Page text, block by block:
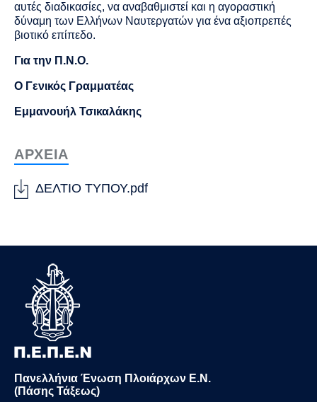
αυτές διαδικασίες, να αναβαθμιστεί και η αγοραστική
δύναμη των Ελλήνων Ναυτεργατών για ένα αξιοπρεπές
βιοτικό επίπεδο.
Για την Π.Ν.Ο.
Ο Γενικός Γραμματέας
Εμμανουήλ Τσικαλάκης
ΑΡΧΕΙΑ
ΔΕΛΤΙΟ ΤΥΠΟΥ.pdf
Πανελλήνια Ένωση Πλοιάρχων Ε.Ν.
(Πάσης Τάξεως)